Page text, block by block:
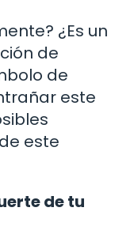
¿Es un
de
de
este
este
de tu